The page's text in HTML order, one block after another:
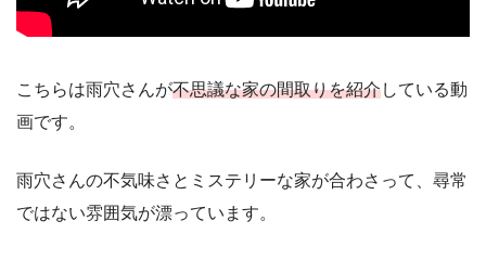
こちらは雨穴さんが不思議な家の間取りを紹介している動
画です。
雨穴さんの不気味さとミステリーな家が合わさって、尋常
ではない雰囲気が漂っています。